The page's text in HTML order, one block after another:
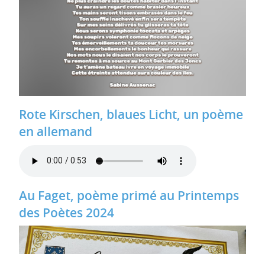
Rote Kirschen, blaues Licht, un poème
en allemand
Au Faget, poème primé au Printemps
des Poètes 2024